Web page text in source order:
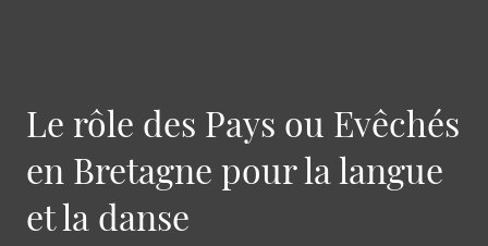
Le rôle des Pays ou Evêchés
en Bretagne pour la langue
et la danse